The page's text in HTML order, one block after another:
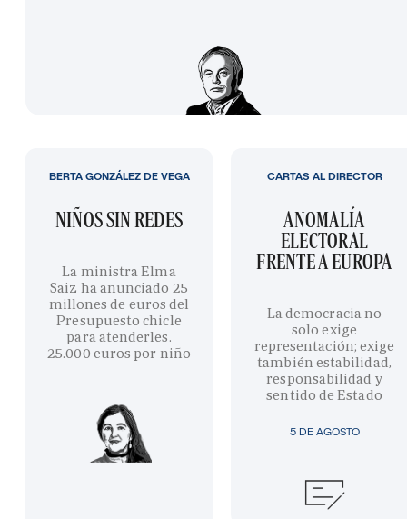
NIÑOS SIN REDES
La ministra Elma
Saiz ha anunciado 25
millones de euros del
Presupuesto chicle
para atenderles.
25.000 euros por niño
BERTA GONZÁLEZ DE VEGA
5 DE AGOSTO
ANOMALÍA
ELECTORAL
FRENTE A EUROPA
La democracia no
solo exige
representación; exige
también estabilidad,
responsabilidad y
sentido de Estado
CARTAS AL DIRECTOR